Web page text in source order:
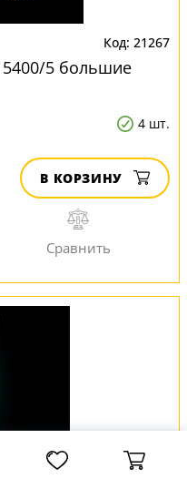
21267
5400/5 большие
4 шт.
В КОРЗИНУ